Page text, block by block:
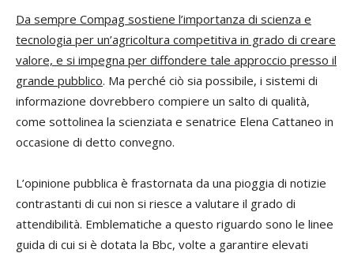
Da sempre Compag sostiene l’importanza di scienza e
tecnologia per un’agricoltura competitiva in grado di creare
valore, e si impegna per diffondere tale approccio presso il
grande pubblico. Ma perché ciò sia possibile, i sistemi di
informazione dovrebbero compiere un salto di qualità,
come sottolinea la scienziata e senatrice Elena Cattaneo in
occasione di detto convegno.
L’opinione pubblica è frastornata da una pioggia di notizie
contrastanti di cui non si riesce a valutare il grado di
attendibilità. Emblematiche a questo riguardo sono le linee
guida di cui si è dotata la Bbc, volte a garantire elevati